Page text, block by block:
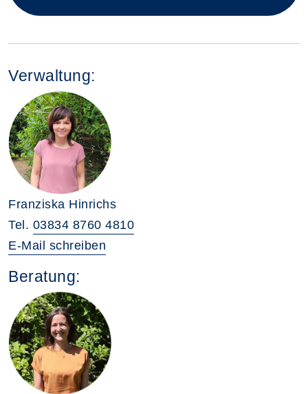
Verwaltung:
Franziska Hinrichs
Tel. 03834 8760 4810
E-Mail schreiben
Beratung: